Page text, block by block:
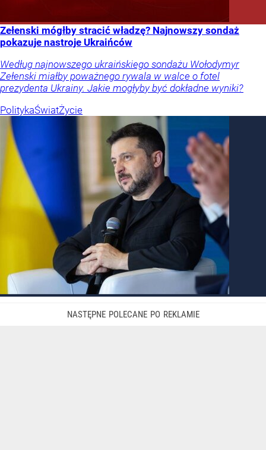
Zełenski mógłby stracić władzę? Najnowszy sondaż
pokazuje nastroje Ukraińców
Według najnowszego ukraińskiego sondażu Wołodymyr
Zełenski miałby poważnego rywala w walce o fotel
prezydenta Ukrainy. Jakie mogłyby być dokładne wyniki?
PolitykaŚwiatŻycie